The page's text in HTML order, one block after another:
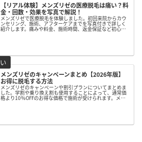
【リアル体験】メンズリゼの医療脱毛は痛い？料
金・回数・効果を写真で解説！
メンズリゼで医療脱毛を体験しました。初回来院からカウ
ンセリング、施術、アフターケアまでを写真付きで詳しく
紹介します。痛みや料金、施術時間、返金保証など初心者
が気になるポイントや、スタッフの対応や通いやすさ、施
メンズリゼのキャンペーンまとめ【2026年版】
お得に脱毛する方法
メンズリゼのキャンペーンや割引プランについてまとめま
した。学割や乗り換え割も使用することによって、通常価
格より10％OFFのお得な価格で施術が受けられます。メン